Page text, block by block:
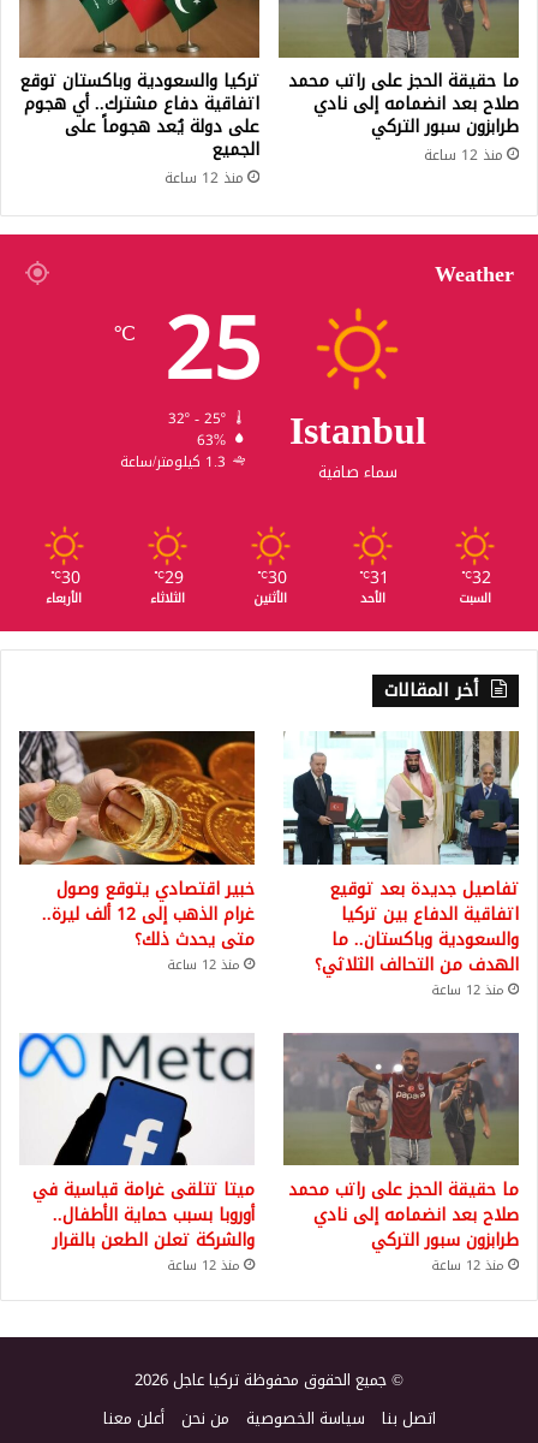
ما حقيقة الحجز على راتب محمد
صلاح بعد انضمامه إلى نادي
طرابزون سبور التركي
منذ 12 ساعة
تركيا والسعودية وباكستان توقع
اتفاقية دفاع مشترك.. أي هجوم
على دولة يُعد هجوماً على
الجميع
منذ 12 ساعة
Weather
Istanbul
سماء صافية
25
℃
32º - 25º
63%
1.3 كيلومتر/ساعة
32
℃
السبت
31
℃
الأحد
30
℃
الأثنين
29
℃
الثلاثاء
30
℃
الأربعاء
أخر المقالات
تفاصيل جديدة بعد توقيع
اتفاقية الدفاع بين تركيا
والسعودية وباكستان.. ما
الهدف من التحالف الثلاثي؟
منذ 12 ساعة
خبير اقتصادي يتوقع وصول
غرام الذهب إلى 12 ألف ليرة..
متى يحدث ذلك؟
منذ 12 ساعة
ما حقيقة الحجز على راتب محمد
صلاح بعد انضمامه إلى نادي
طرابزون سبور التركي
منذ 12 ساعة
ميتا تتلقى غرامة قياسية في
أوروبا بسبب حماية الأطفال..
والشركة تعلن الطعن بالقرار
منذ 12 ساعة
© جميع الحقوق محفوظة تركيا عاجل 2026
اتصل بنا سياسة الخصوصية من نحن أعلن معنا